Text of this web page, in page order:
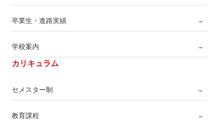
卒業生・進路実績 →
学校案内 →
カリキュラム
セメスター制 →
教育課程 →